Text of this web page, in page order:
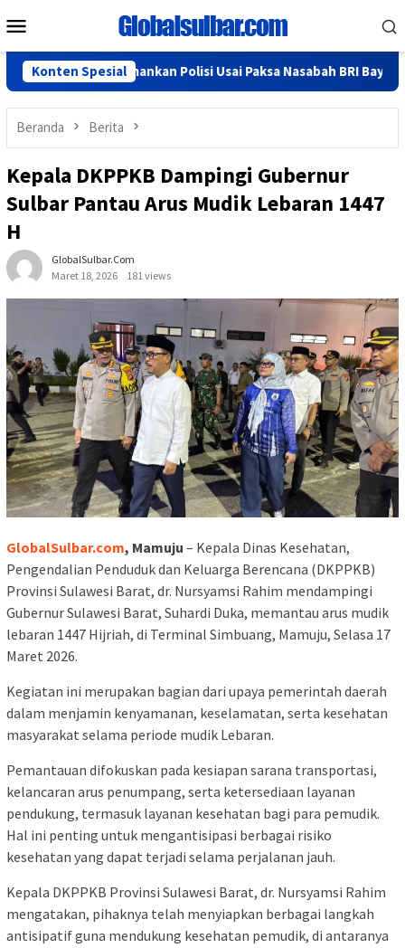
ke
Mobile
Konten Spesial
Diamankan Polisi Usai Paksa Nasabah BRI Bayar Uang
Beranda Berita
Kepala DKPPKB Dampingi Gubernur
Sulbar Pantau Arus Mudik Lebaran 1447
H
GlobalSulbar.com
Maret 18, 2026
181 views
GlobalSulbar.com, Mamuju – Kepala Dinas Kesehatan,
Pengendalian Penduduk dan Keluarga Berencana (DKPPKB)
Provinsi Sulawesi Barat, dr. Nursyamsi Rahim mendampingi
Gubernur Sulawesi Barat, Suhardi Duka, memantau arus mudik
lebaran 1447 Hijriah, di Terminal Simbuang, Mamuju, Selasa 17
Maret 2026.
Kegiatan ini merupakan bagian dari upaya pemerintah daerah
dalam menjamin kenyamanan, keselamatan, serta kesehatan
masyarakat selama periode mudik Lebaran.
Pemantauan difokuskan pada kesiapan sarana transportasi,
kelancaran arus penumpang, serta ketersediaan layanan
pendukung, termasuk layanan kesehatan bagi para pemudik.
Hal ini penting untuk mengantisipasi berbagai risiko
kesehatan yang dapat terjadi selama perjalanan jauh.
Kepala DKPPKB Provinsi Sulawesi Barat, dr. Nursyamsi Rahim
mengatakan, pihaknya telah menyiapkan berbagai langkah
antisipatif guna mendukung kesehatan pemudik, di antaranya